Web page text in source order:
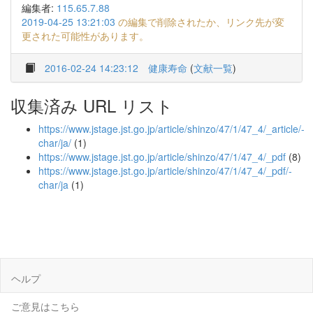
編集者: 115.65.7.88
2019-04-25 13:21:03 の編集で削除されたか、リンク先が変
更された可能性があります。
2016-02-24 14:23:12 健康寿命 (文献一覧)
収集済み URL リスト
https://www.jstage.jst.go.jp/article/shinzo/47/1/47_4/_article/-
char/ja/ (1)
https://www.jstage.jst.go.jp/article/shinzo/47/1/47_4/_pdf (8)
https://www.jstage.jst.go.jp/article/shinzo/47/1/47_4/_pdf/-
char/ja (1)
ヘルプ
ご意見はこちら